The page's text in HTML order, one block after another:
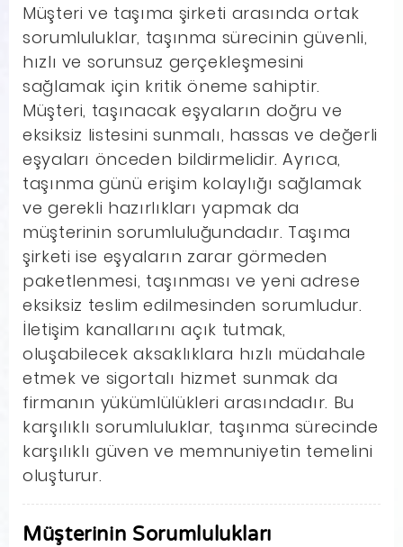
Müşteri ve taşıma şirketi arasında ortak
sorumluluklar, taşınma sürecinin güvenli,
hızlı ve sorunsuz gerçekleşmesini
sağlamak için kritik öneme sahiptir.
Müşteri, taşınacak eşyaların doğru ve
eksiksiz listesini sunmalı, hassas ve değerli
eşyaları önceden bildirmelidir. Ayrıca,
taşınma günü erişim kolaylığı sağlamak
ve gerekli hazırlıkları yapmak da
müşterinin sorumluluğundadır. Taşıma
şirketi ise eşyaların zarar görmeden
paketlenmesi, taşınması ve yeni adrese
eksiksiz teslim edilmesinden sorumludur.
İletişim kanallarını açık tutmak,
oluşabilecek aksaklıklara hızlı müdahale
etmek ve sigortalı hizmet sunmak da
firmanın yükümlülükleri arasındadır. Bu
karşılıklı sorumluluklar, taşınma sürecinde
karşılıklı güven ve memnuniyetin temelini
oluşturur.
Müşterinin Sorumlulukları